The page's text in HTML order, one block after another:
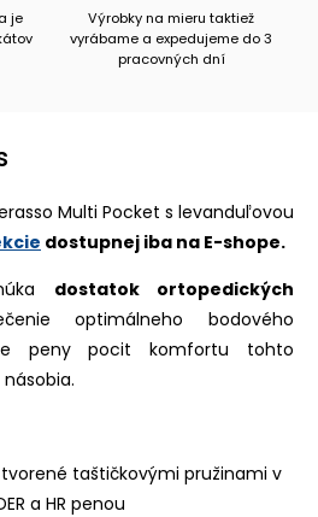
je
Výrobky na mieru taktiež
vyrábame a expedujeme do 3
pracovných dní
Multi Pocket s levanduľovou
dostupnej iba na E-shope.
dostatok ortopedických
optimálneho bodového
peny pocit komfortu tohto
tvorené taštičkovými pružinami v
a HR penou